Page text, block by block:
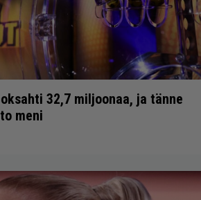
32,7 miljoonaa, ja tänne
meni